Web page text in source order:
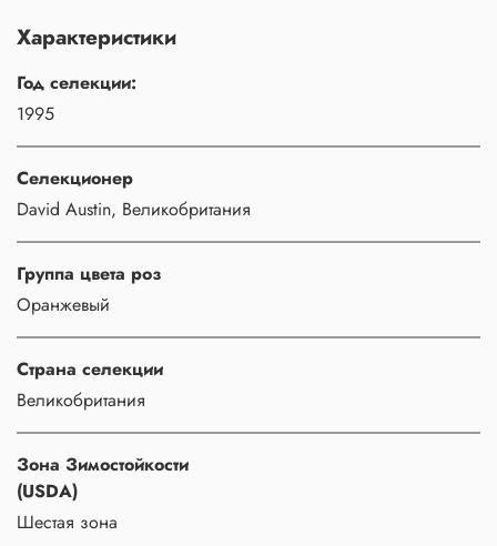
Характеристики
Год селекции:
1995
Селекционер
David Austin, Великобритания
Группа цвета роз
Оранжевый
Страна селекции
Великобритания
Зона Зимостойкости
(USDA)
Шестая зона